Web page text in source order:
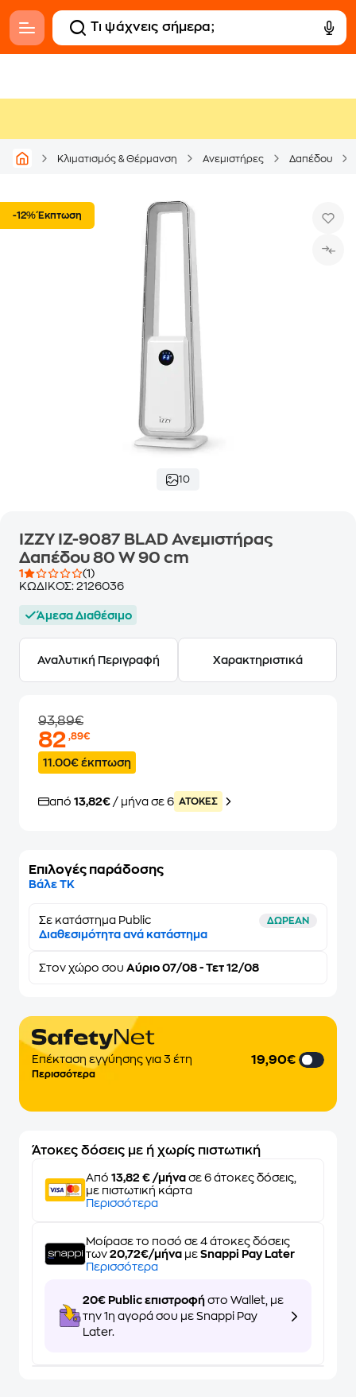
Κλιματισμός & Θέρμανση Ανεμιστήρες Δαπέδου
-12% Έκπτωση
10
IZZY IZ-9087 BLAD Ανεμιστήρας
Δαπέδου 80 W 90 cm
1
(1)
ΚΩΔΙΚΟΣ: 2126036
Άμεσα Διαθέσιμο
Αναλυτική Περιγραφή Χαρακτηριστικά
93,89€
82,89€
11.00€ έκπτωση
από 13,82€ / μήνα σε 6 ATOKEΣ
Επιλογές παράδοσης
Βάλε ΤΚ
Σε κατάστημα Public ΔΩΡΕΑΝ
Διαθεσιμότητα ανά κατάστημα
Στον χώρο σου Αύριο 07/08 - Τετ 12/08
Επέκταση εγγύησης για 3 έτη
Περισσότερα
19,90€
Άτοκες δόσεις με ή χωρίς πιστωτική
Από 13,82 € /μήνα σε 6 άτοκες δόσεις,
με πιστωτική κάρτα
Περισσότερα
Μοίρασε το ποσό σε 4 άτοκες δόσεις
των 20,72€/μήνα με Snappi Pay Later
Περισσότερα
20€ Public επιστροφή στο Wallet, με
την 1η αγορά σου με Snappi Pay
Later.